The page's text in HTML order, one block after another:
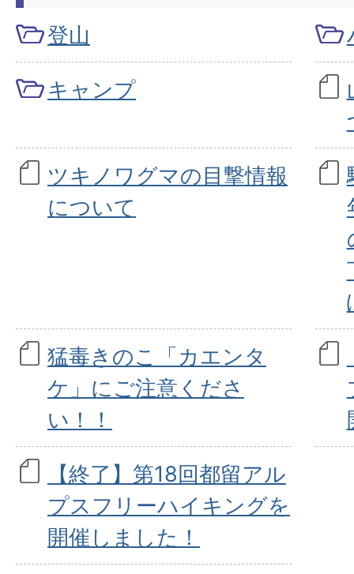
登山
キャンプ
ツキノワグマの目撃情報
について
猛毒きのこ「カエンタ
ケ」にご注意くださ
い！！
【終了】第18回都留アル
プスフリーハイキングを
開催しました！